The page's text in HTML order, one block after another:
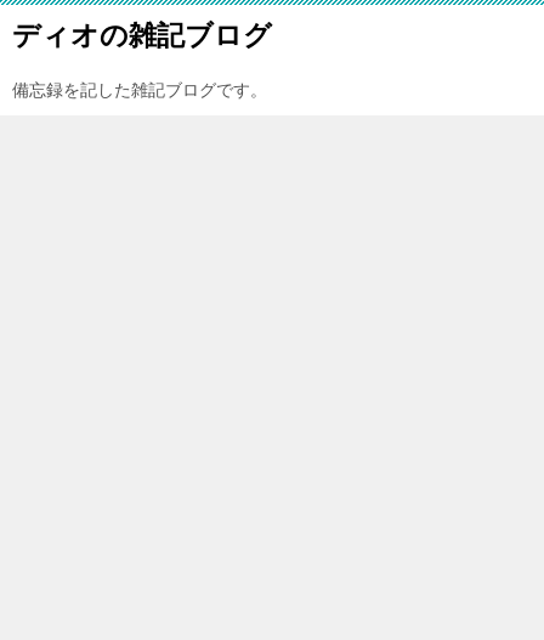
ディオの雑記ブログ
備忘録を記した雑記ブログです。